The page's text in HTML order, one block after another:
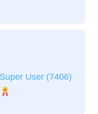
Super User (7406)
Politykę